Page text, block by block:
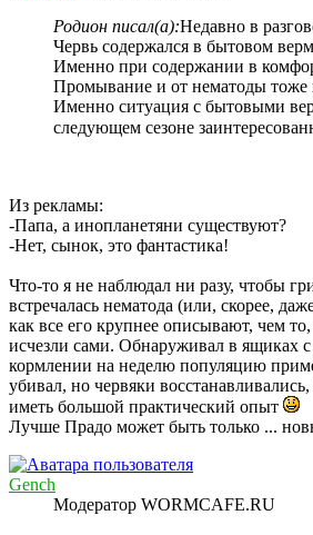
Родион писал(а):Недавно в
Червь содержался в бытовом
Именно при содержании в
Промывание и от нематоды тоже
Именно ситуация с бытовыми
следующем сезоне
Из рекламы:
-Папа, а инопланетяни существуют?
-Нет, сынок, это фантастика!
Что-то я не наблюдал ни разу, чтобы
встречалась нематода (или, скорее,
как все его крупнее описывают, чем
исчезли сами. Обнаруживал в ящиках
кормлении на неделю популяцию
убивал, но червяки
иметь большой практический опыт
Лучше Прадо может быть только ...
Gench
Модератор WORMCAFE.RU